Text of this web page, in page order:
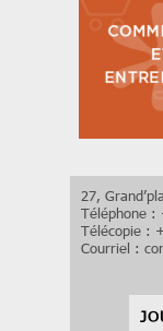
27,
Téléphone :
Télécopie :
Courriel :